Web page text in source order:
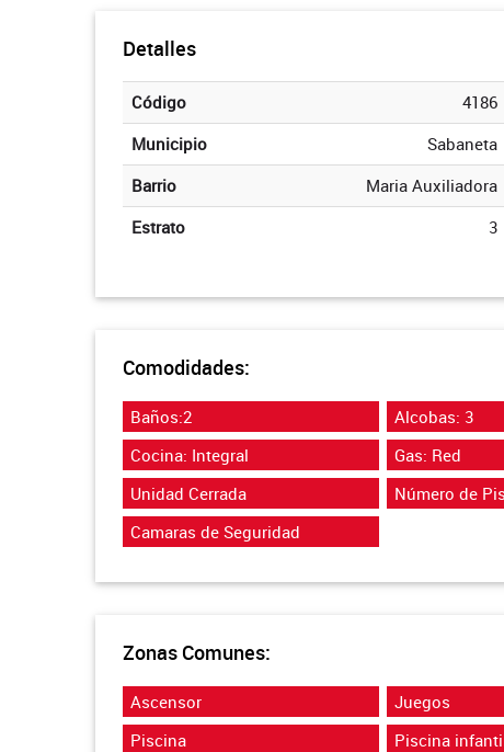
Detalles
Código
4186
Municipio
Sabaneta
Barrio
Maria Auxiliadora
Estrato
3
Comodidades:
Baños:2 Alcobas: 3
Cocina: Integral
Gas: Red
Unidad Cerrada
Número de
Camaras de Seguridad
Zonas Comunes:
Ascensor Juegos
Piscina
Piscina